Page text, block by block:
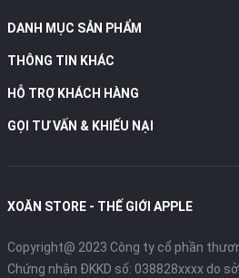
Thay vì sử dụng phương thức xác thực
mật. Face ID sử dụng cảm biến và
khóa, mật khẩu của các ứng dụng và
DANH MỤC SẢN PHẨM
THÔNG TIN KHÁC
HỖ TRỢ KHÁCH HÀNG
GỌI TƯ VẤN & KHIẾU NẠI
XOĂN STORE - THẾ GIỚI APPLE
Copyright@ 2023 Công ty cổ phần
Chứng nhận ĐKKD số: 038828xxxx do